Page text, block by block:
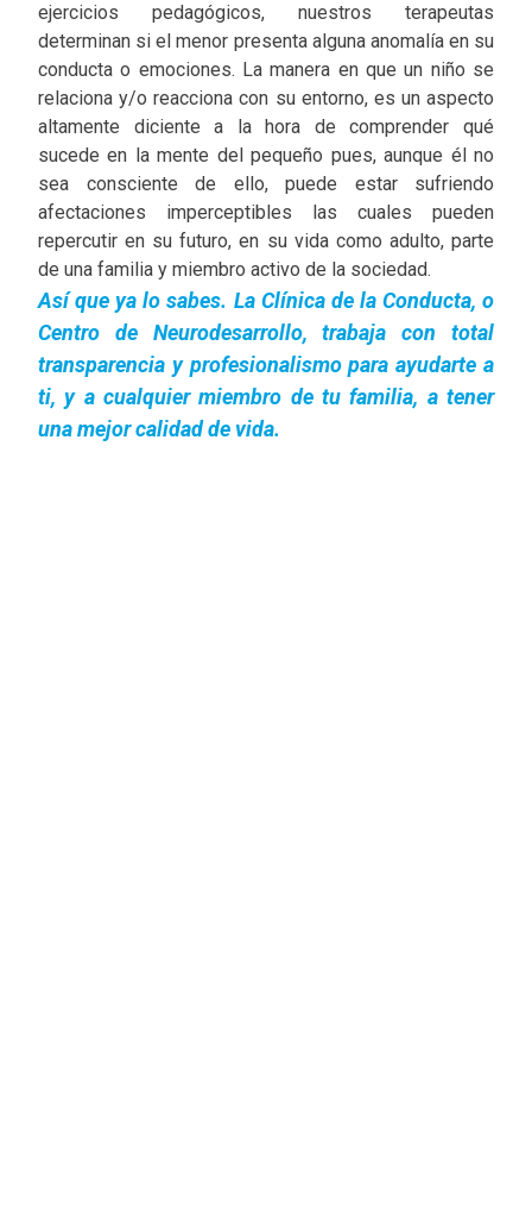
ejercicios pedagógicos, nuestros terapeutas
determinan si el menor presenta alguna anomalía en su
conducta o emociones. La manera en que un niño se
relaciona y/o reacciona con su entorno, es un aspecto
altamente diciente a la hora de comprender qué
sucede en la mente del pequeño pues, aunque él no
sea consciente de ello, puede estar sufriendo
afectaciones imperceptibles las cuales pueden
repercutir en su futuro, en su vida como adulto, parte
de una familia y miembro activo de la sociedad.
Así que ya lo sabes. La Clínica de la Conducta, o
Centro de Neurodesarrollo, trabaja con total
transparencia y profesionalismo para ayudarte a
ti, y a cualquier miembro de tu familia, a tener
una mejor calidad de vida.